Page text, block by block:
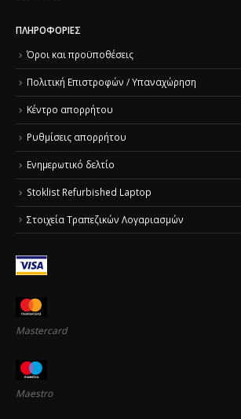
ΠΛΗΡΟΦΟΡΊΕΣ
Όροι και προϋποθέσεις
Πολιτική Επιστροφών / Υπαναχώρηση
Κέντρο απορρήτου
Ρυθμίσεις απορρήτου
Ενημερωτικό δελτίο
Stoklist Refurbished Laptop
Στοιχεία Τραπεζικών Λογαριασμών
Mastercard
Maestro